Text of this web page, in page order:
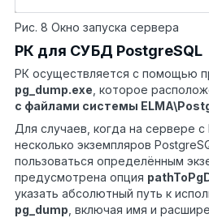
Рис. 8 Окно запуска сервера
РК для СУБД PostgreSQL
РК осуществляется с помощью
pg_dump.exe , которое
с файлами системы
Для случаев, когда на сервере с
несколько экземпляров
пользоваться определённым
предусмотрена опция
указать абсолютный путь к
pg_dump , включая имя и